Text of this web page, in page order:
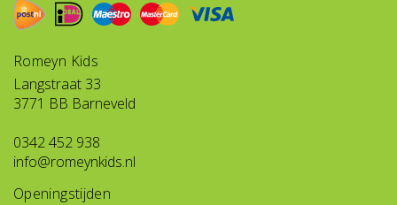
Romeyn Kids
Langstraat 33
3771 BB Barneveld
0342 452 938
info@romeynkids.nl
Openingstijden